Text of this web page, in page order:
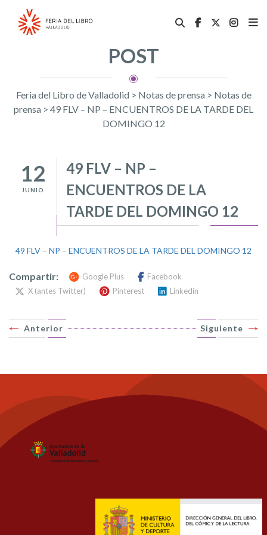
POST
Feria del Libro de Valladolid > Notas de prensa > Notas de
prensa > 49 FLV – NP – ENCUENTROS DE LA TARDE DEL
DOMINGO 12
12
JUNIO
49 FLV – NP –
ENCUENTROS DE LA
TARDE DEL DOMINGO 12
49 FLV – NP – ENCUENTROS DE LA TARDE DEL DOMINGO 12
Compartir: Google Plus
Facebook
X (antes Twitter)
Pinterest Linkedin
Siguiente
Anterior